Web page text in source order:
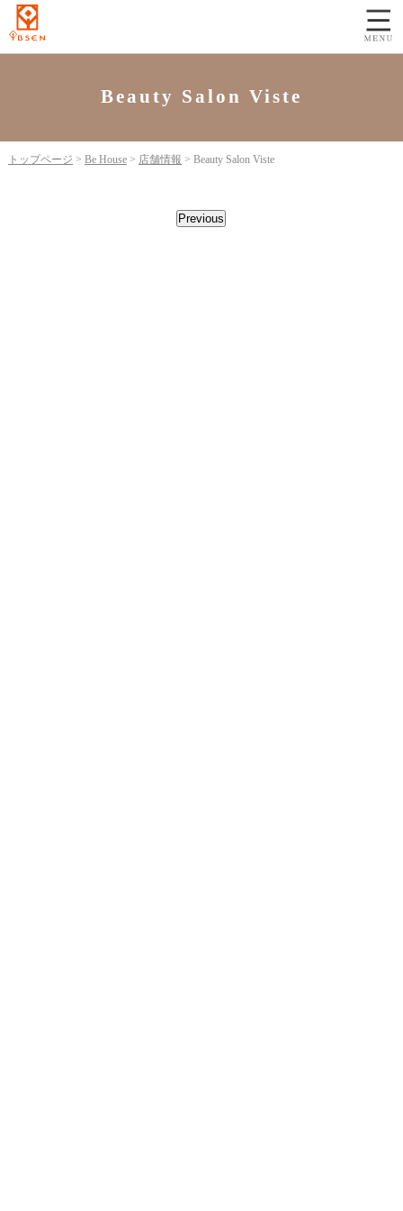
Beauty Salon Viste
トップページ > Be House> 店舗情報 > Beauty Salon Viste
Previous